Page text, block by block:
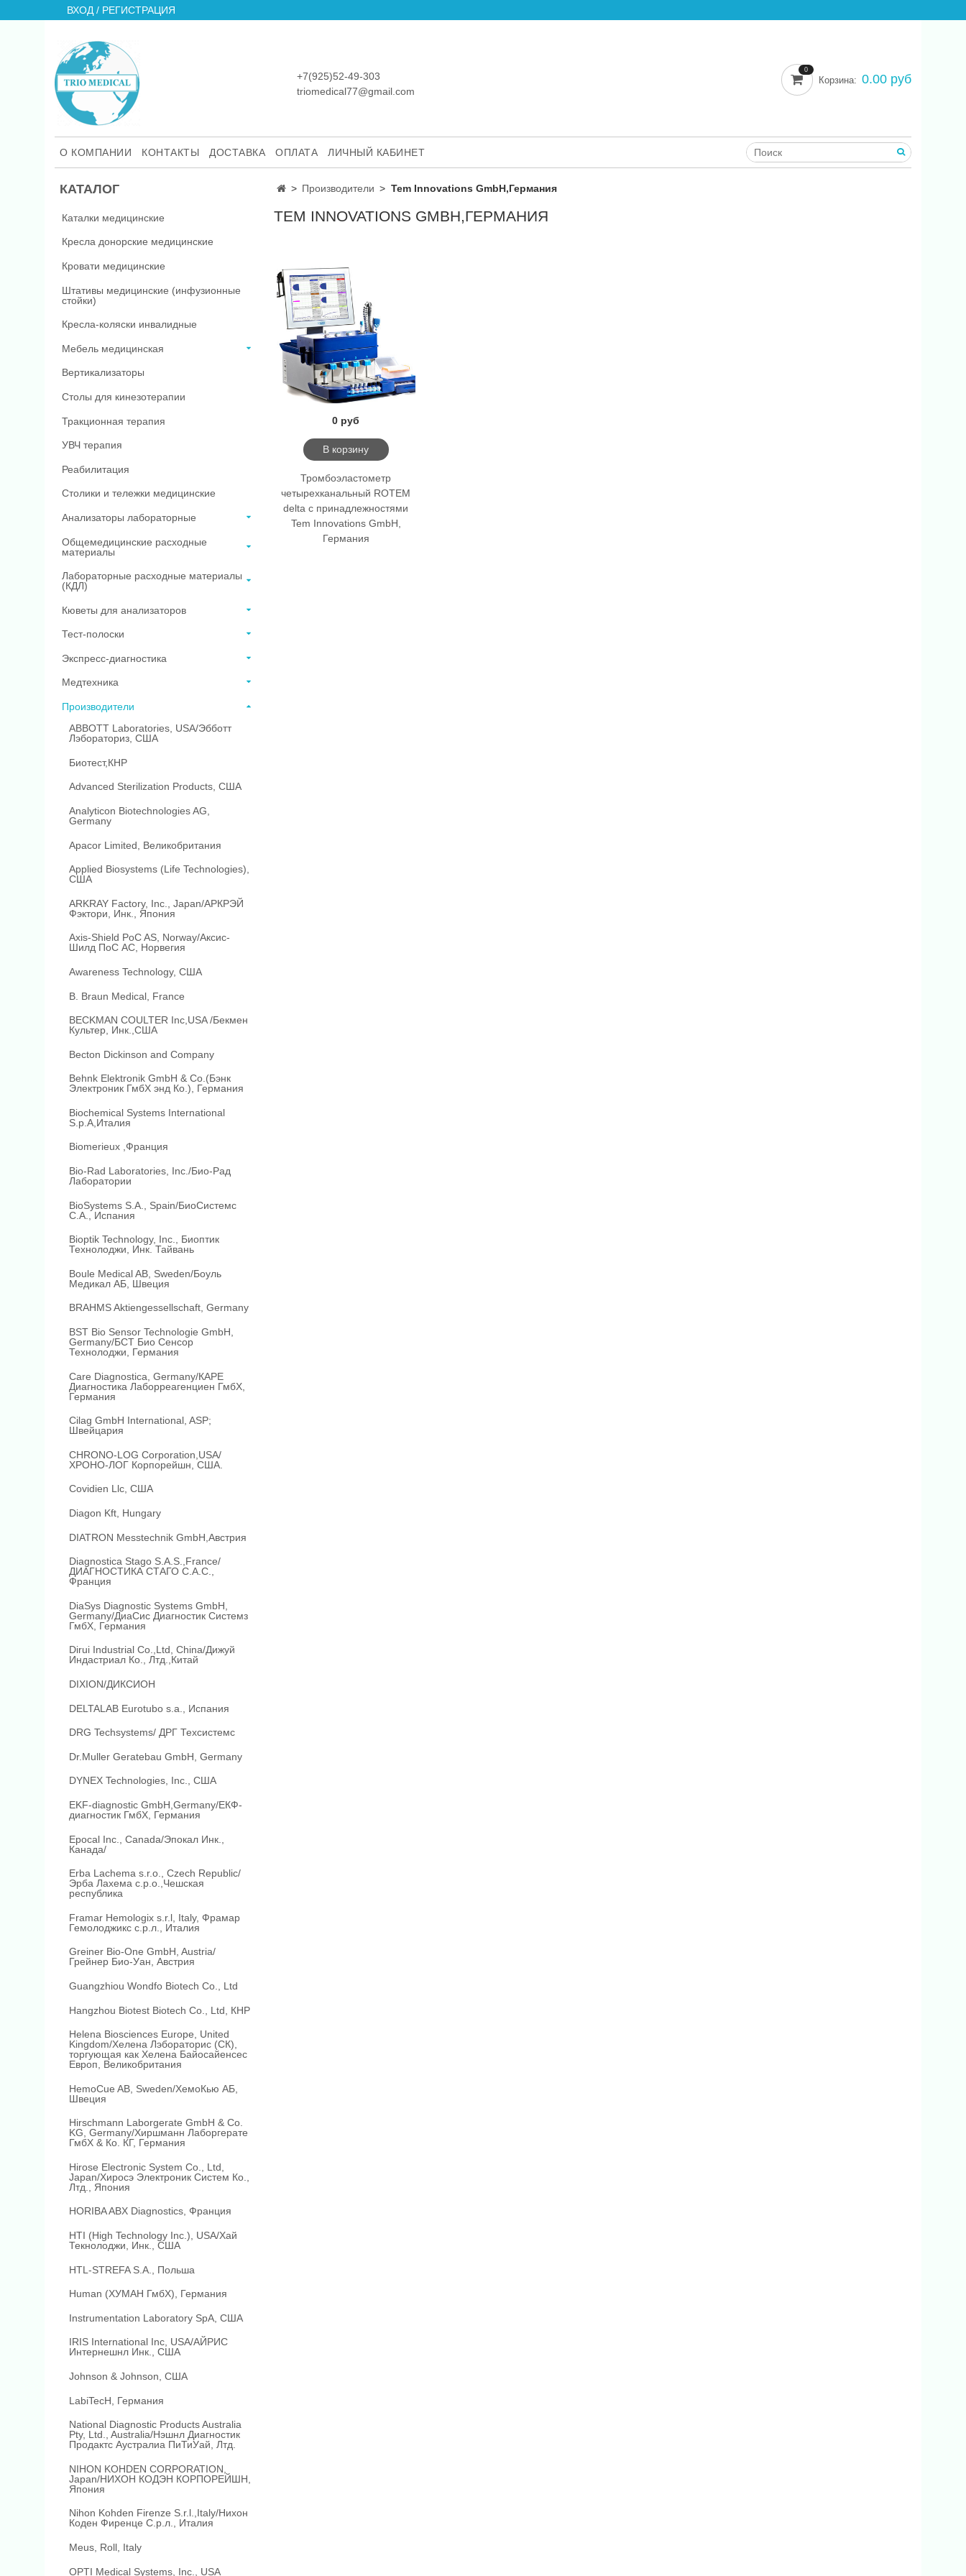
ВХОД / РЕГИСТРАЦИЯ
+7(925)52-49-303
triomedical77@gmail.com
0
Корзина: 0.00 руб
О КОМПАНИИ КОНТАКТЫ ДОСТАВКА ОПЛАТА ЛИЧНЫЙ КАБИНЕТ
Производители Tem Innovations GmbH,Германия
TEM INNOVATIONS GMBH,ГЕРМАНИЯ
0 руб
В корзину
Тромбоэластометр
четырехканальный ROTEM
delta с принадлежностями
Tem Innovations GmbH,
Германия
КАТАЛОГ
Каталки медицинские
Кресла донорские медицинские
Кровати медицинские
Штативы медицинские (инфузионные
стойки)
Кресла-коляски инвалидные
Мебель медицинская
Вертикализаторы
Столы для кинезотерапии
Тракционная терапия
УВЧ терапия
Реабилитация
Столики и тележки медицинские
Анализаторы лабораторные
Общемедицинские расходные
материалы
Лабораторные расходные материалы
(КДЛ)
Кюветы для анализаторов
Тест-полоски
Экспресс-диагностика
Медтехника
Производители
ABBOTT Laboratories, USA/Эбботт
Лэбораториз, США
Биотест,КНР
Advanced Sterilization Products, США
Analyticon Biotechnologies AG,
Germany
Apacor Limited, Великобритания
Applied Biosystems (Life Technologies),
США
ARKRAY Factory, Inc., Japan/АРКРЭЙ
Фэктори, Инк., Япония
Axis-Shield PoC AS, Norway/Аксис-
Шилд ПоС АС, Норвегия
Awareness Technology, США
B. Braun Medical, France
BECKMAN COULTER Inc,USA /Бекмен
Культер, Инк.,США
Becton Dickinson and Company
Behnk Elektronik GmbH & Co.(Бэнк
Электроник ГмбХ энд Ко.), Германия
Biochemical Systems International
S.p.A,Италия
Biomerieux ,Франция
Bio-Rad Laboratories, Inc./Био-Рад
Лаборатории
BioSystems S.A., Spain/БиоСистемс
С.А., Испания
Bioptik Technology, Inc., Биоптик
Технолоджи, Инк. Тайвань
Boule Medical AB, Sweden/Боуль
Медикал АБ, Швеция
BRAHMS Aktiengessellschaft, Germany
BST Bio Sensor Technologie GmbH,
Germany/БСТ Био Сенсор
Технолоджи, Германия
Care Diagnostica, Germany/КАРЕ
Диагностика Лаборреагенциен ГмбХ,
Германия
Cilag GmbH International, ASP;
Швейцария
CHRONO-LOG Corporation,USA/
ХРОНО-ЛОГ Корпорейшн, США.
Covidien Llc, США
Diagon Kft, Hungary
DIATRON Messtechnik GmbH,Австрия
Diagnostica Stago S.A.S.,France/
ДИАГНОСТИКА СТАГО С.А.С.,
Франция
DiaSys Diagnostic Systems GmbH,
Germany/ДиаСис Диагностик Системз
ГмбХ, Германия
Dirui Industrial Co.,Ltd, China/Дижуй
Индастриал Ко., Лтд.,Китай
DIXION/ДИКСИОН
DELTALAB Eurotubo s.a., Испания
DRG Techsystems/ ДРГ Техсистемс
Dr.Muller Geratebau GmbH, Germany
DYNEX Technologies, Inc., США
EKF-diagnostic GmbH,Germany/ЕКФ-
диагностик ГмбХ, Германия
Epocal Inc., Canada/Эпокал Инк.,
Канада/
Erba Lachema s.r.o., Czech Republic/
Эрба Лахема с.р.о.,Чешская
республика
Framar Hemologix s.r.l, Italy, Фрамар
Гемолоджикс с.р.л., Италия
Greiner Bio-One GmbH, Austria/
Грейнер Био-Уан, Австрия
Guangzhiou Wondfo Biotech Co., Ltd
Hangzhou Biotest Biotech Co., Ltd, КНР
Helena Biosciences Europe, United
Kingdom/Хелена Лэбораторис (СК),
торгующая как Хелена Байосайенсес
Европ, Великобритания
HemoCue AB, Sweden/ХемоКью АБ,
Швеция
Hirschmann Laborgerate GmbH & Со.
KG, Germany/Хиршманн Лаборгерате
ГмбХ & Ко. КГ, Германия
Hirose Electronic System Co., Ltd,
Japan/Хиросэ Электроник Систем Ко.,
Лтд., Япония
HORIBA ABX Diagnostics, Франция
HTI (High Technology Inc.), USA/Хай
Текнолоджи, Инк., США
HTL-STREFA S.A., Польша
Human (ХУМАН ГмбХ), Германия
Instrumentation Laboratory SpA, США
IRIS International Inc, USA/АЙРИС
Интернешнл Инк., США
Johnson & Johnson, США
LabiTecH, Германия
National Diagnostic Products Australia
Pty, Ltd., Australia/Нэшнл Диагностик
Продактс Аустралиа ПиТиУай, Лтд.
NIHON KOHDEN CORPORATION,
Japan/НИХОН КОДЭН КОРПОРЕЙШН,
Япония
Nihon Kohden Firenze S.r.l.,Italy/Нихон
Коден Фиренце С.р.л., Италия
Meus, Roll, Italy
OPTI Medical Systems, Inc., USA